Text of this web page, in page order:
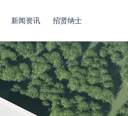
新闻资讯 招贤纳士